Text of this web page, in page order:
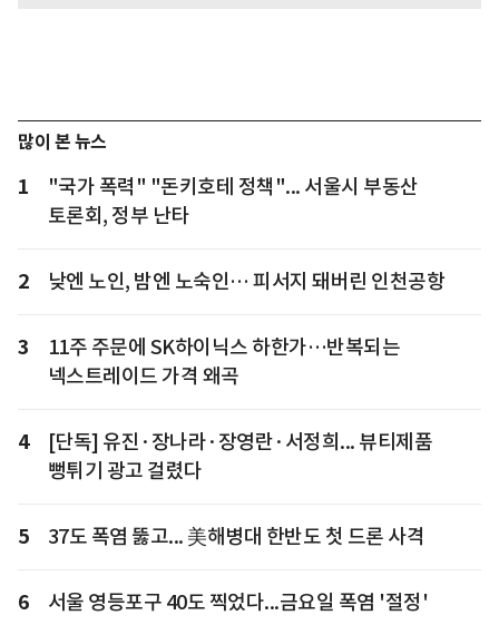
많이 본 뉴스
1
"국가 폭력" "돈키호테 정책"... 서울시 부동산
토론회, 정부 난타
2 낮엔 노인, 밤엔 노숙인… 피서지 돼버린 인천공항
3
11주 주문에 SK하이닉스 하한가…반복되는
넥스트레이드 가격 왜곡
4
[단독] 유진·장나라·장영란·서정희... 뷰티제품
뻥튀기 광고 걸렸다
5 37도 폭염 뚫고... 美해병대 한반도 첫 드론 사격
6 서울 영등포구 40도 찍었다...금요일 폭염 '절정'